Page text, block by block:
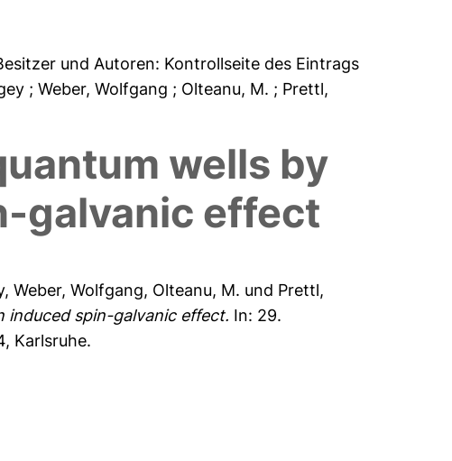
und Autoren: Kontrollseite des Eintrags
; Weber, Wolfgang ; Olteanu, M. ; Prettl,
wells by
galvanic effect
,Weber, Wolfgang, Olteanu, M. und Prettl,
spin-galvanic effect. In: 29.
Karlsruhe.